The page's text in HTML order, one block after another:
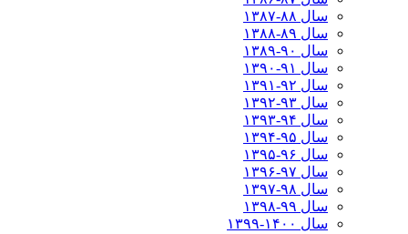
سال ۸۸-۱۳۸۷
سال ۸۹-۱۳۸۸
سال ۹۰-۱۳۸۹
سال ۹۱-۱۳۹۰
سال ۹۲-۱۳۹۱
سال ۹۳-۱۳۹۲
سال ۹۴-۱۳۹۳
سال ۹۵-۱۳۹۴
سال ۹۶-۱۳۹۵
سال ۹۷-۱۳۹۶
سال ۹۸-۱۳۹۷
سال ۹۹-۱۳۹۸‍
سال ۱۴۰۰-۱۳۹۹